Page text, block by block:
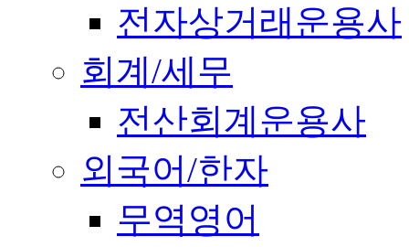
전자상거래운용사
회계/세무
전산회계운용사
외국어/한자
무역영어